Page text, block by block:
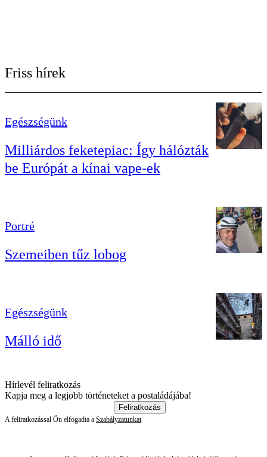
Friss hírek
Egészségünk
Milliárdos feketepiac: Így hálózták
be Európát a kínai vape-ek
Portré
Szemeiben tűz lobog
Egészségünk
Málló idő
Hírlevél feliratkozás
Kapja meg a legjobb történeteket a postaládájába!
Feliratkozás
A feliratkozással Ön elfogadta a Szabályzatunkat